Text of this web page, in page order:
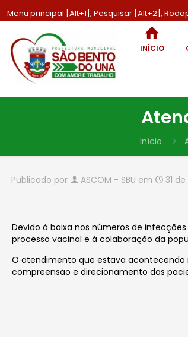
Menu principal [Alt+1], Pesquisar [Alt+2],
INÍCIO
Início
Publicado por ASCOM - SBU em 31
Devido à baixa nos números de
processo vacinal e à colaboração da
O atendimento que estava acontecendo
compreensão e direcionamento dos